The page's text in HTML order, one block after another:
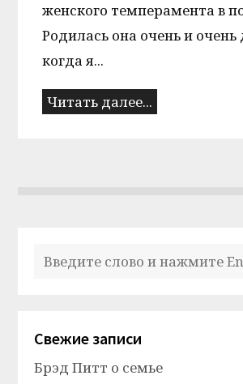
женского темперамента в
Родилась она очень и очень
когда я...
Читать далее...
Свежие записи
Брэд Питт о семье